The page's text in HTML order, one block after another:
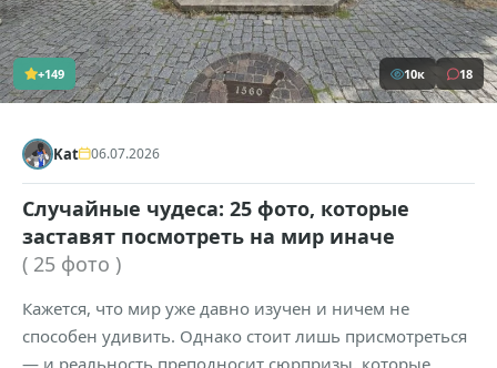
+149 10к 18
Kat 06.07.2026
Случайные чудеса: 25 фото, которые
заставят посмотреть на мир иначе
( 25 фото )
Кажется, что мир уже давно изучен и ничем не
способен удивить. Однако стоит лишь присмотреться
— и реальность преподносит сюрпризы, которые